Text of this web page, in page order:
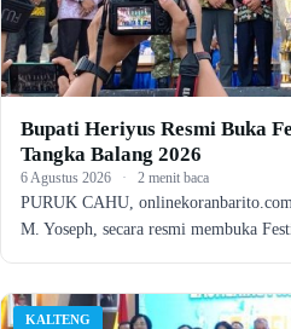
Bupati Heriyus Resmi Buka
Tangka Balang 2026
6 Agustus 2026 · 2 menit baca
PURUK CAHU,
M. Yoseph, secara resmi membuka
KALTENG